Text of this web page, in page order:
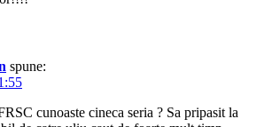
spune:
cunoaste cineca seria ? Sa pripasit la